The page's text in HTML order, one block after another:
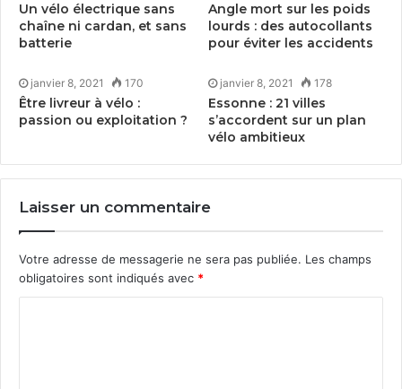
Un vélo électrique sans
chaîne ni cardan, et sans
batterie
Angle mort sur les poids
lourds : des autocollants
pour éviter les accidents
janvier 8, 2021 170
Être livreur à vélo :
passion ou exploitation ?
janvier 8, 2021 178
Essonne : 21 villes
s’accordent sur un plan
vélo ambitieux
Laisser un commentaire
Votre adresse de messagerie ne sera pas publiée. Les champs
obligatoires sont indiqués avec *